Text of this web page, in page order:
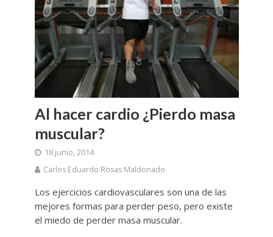
Al hacer cardio ¿Pierdo masa
muscular?
18 junio, 2014
Carlos Eduardo Rosas Maldonado
Los ejercicios cardiovasculares son una de las
mejores formas para perder peso, pero existe
el miedo de perder masa muscular.